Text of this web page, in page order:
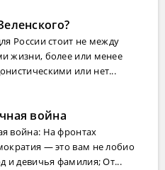
России стоит не между
жизни, более или менее
или нет...
война
война: На фронтах
— это вам не лобио
и девичья фамилия; От...